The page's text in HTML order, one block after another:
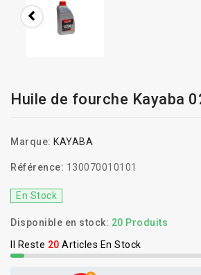
Huile de fourche Kayaba
Marque: KAYABA
Référence: 130070010101
En Stock
Disponible en stock: 20 Produits
Il Reste 20 Articles En Stock